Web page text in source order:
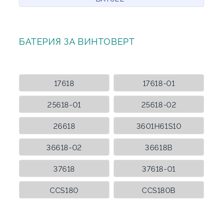
БАТЕРИЯ ЗА ВИНТОВЕРТ
17618 17618-01
25618-01 25618-02
26618 3601H61S10
36618-02 36618B
37618 37618-01
CCS180 CCS180B